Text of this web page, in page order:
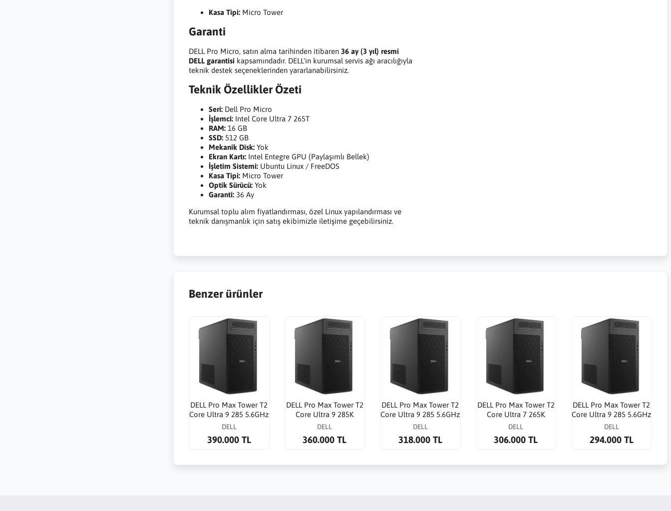
Kasa Tipi: Micro Tower
Garanti
DELL Pro Micro, satın alma tarihinden itibaren36 ay (3 yıl) resmi
DELL garantisi kapsamındadır. DELL'in kurumsal servis ağı aracılığıyla
teknik destek seçeneklerinden yararlanabilirsiniz.
Teknik Özellikler Özeti
Seri: Dell Pro Micro
İşlemci: Intel Core Ultra 7 265T
RAM: 16 GB
SSD: 512 GB
Mekanik Disk: Yok
Ekran Kartı: Intel Entegre GPU (Paylaşımlı Bellek)
İşletim Sistemi: Ubuntu Linux / FreeDOS
Kasa Tipi: Micro Tower
Optik Sürücü: Yok
Garanti: 36 Ay
Kurumsal toplu alım fiyatlandırması, özel Linux yapılandırması ve
teknik danışmanlık için satış ekibimizle iletişime geçebilirsiniz.
Benzer ürünler
DELL Pro Max Tower T2
Core Ultra 9 285 5.6GHz
64G 1TB SSD RTX
DELL
390.000 TL
DELL Pro Max Tower T2
Core Ultra 9 285K
5.7GHz 32G 1TB SSD
DELL
360.000 TL
DELL Pro Max Tower T2
Core Ultra 9 285 5.6GHz
64G 1TB SSD RTX 2000
DELL
318.000 TL
DELL Pro Max Tower T2
Core Ultra 7 265K
5.5GHz 32G 1TB SSD
DELL
306.000 TL
DELL Pro Max Tower T2
Core Ultra 9 285 5.6GHz
32G 1TB SSD RTX
DELL
294.000 TL